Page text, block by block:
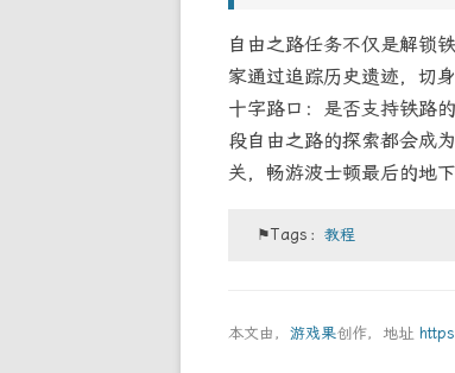
自由之路任务不仅是解锁
家通过追踪历史遗迹，切
十字路口：是否支持铁路
段自由之路的探索都会成
关，畅游波士顿最后的地下
⚑Tags：教程
本文由， 游戏果创作，地址